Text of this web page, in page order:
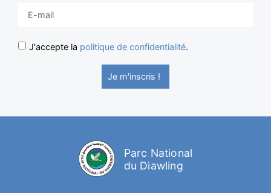
J'accepte la politique de confidentialité.
Je m'inscris !
Parc National
du Diawling